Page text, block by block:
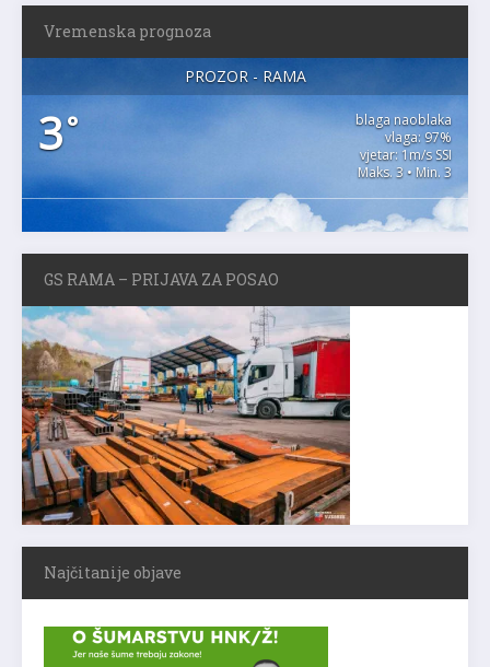
Vremenska prognoza
PROZOR - RAMA
3°
blaga naoblaka
vlaga: 97%
vjetar: 1m/s SSI
Maks. 3 • Min. 3
GS RAMA – PRIJAVA ZA POSAO
Najčitanije objave